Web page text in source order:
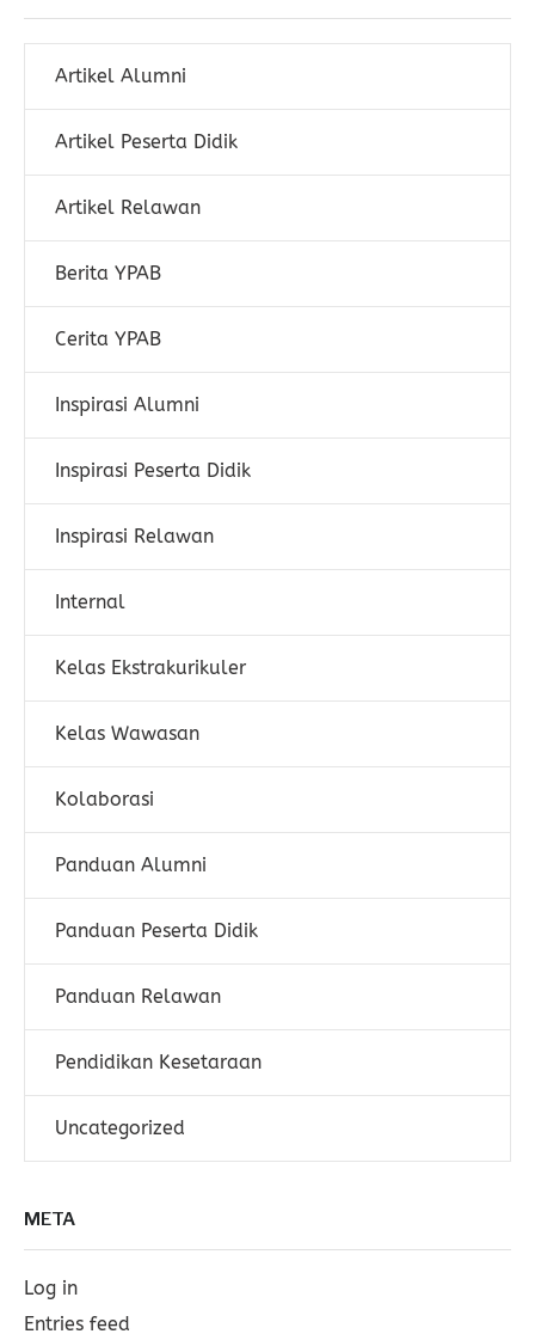
Artikel Alumni
Artikel Peserta Didik
Artikel Relawan
Berita YPAB
Cerita YPAB
Inspirasi Alumni
Inspirasi Peserta Didik
Inspirasi Relawan
Internal
Kelas Ekstrakurikuler
Kelas Wawasan
Kolaborasi
Panduan Alumni
Panduan Peserta Didik
Panduan Relawan
Pendidikan Kesetaraan
Uncategorized
META
Log in
Entries feed